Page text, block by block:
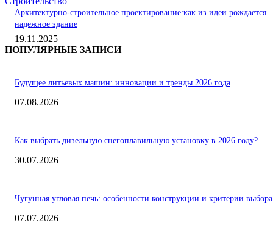
Архитектурно-строительное проектирование:как из идеи рождается
надежное здание
19.11.2025
ПОПУЛЯРНЫЕ ЗАПИСИ
Будущее литьевых машин: инновации и тренды 2026 года
07.08.2026
Как выбрать дизельную снегоплавильную установку в 2026 году?
30.07.2026
Чугунная угловая печь: особенности конструкции и критерии выбора
07.07.2026